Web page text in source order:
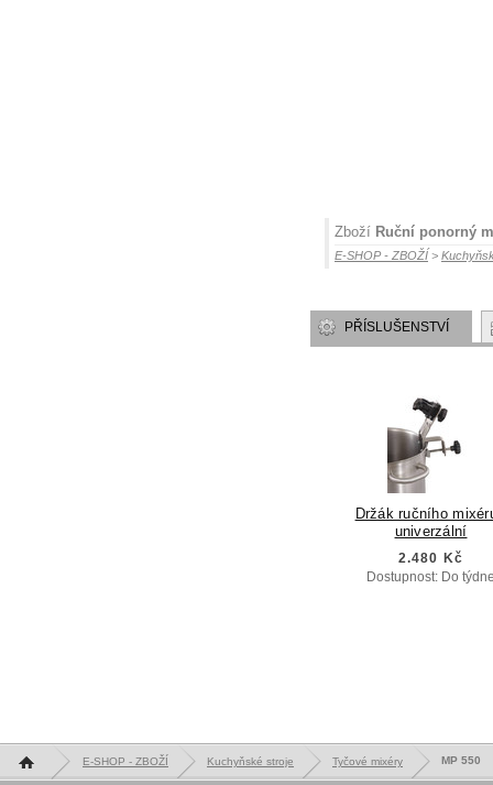
Zboží Ruční ponorný
E-SHOP - ZBOŽÍ >
PŘÍSLUŠENSTVÍ
Držák ručního
univerzální
2.480 Kč
Dostupnost: Do
Hlavní stránka E-SHOP - ZBOŽÍ Kuchyňské stroje Tyčové mixéry MP 550